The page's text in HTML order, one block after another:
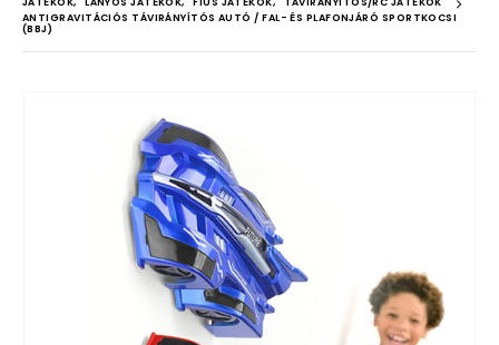
ANTIGRAVITÁCIÓS TÁVIRÁNYÍTÓS AUTÓ / FAL- ÉS PLAFONJÁRÓ SPORTKOCSI
(BBJ)